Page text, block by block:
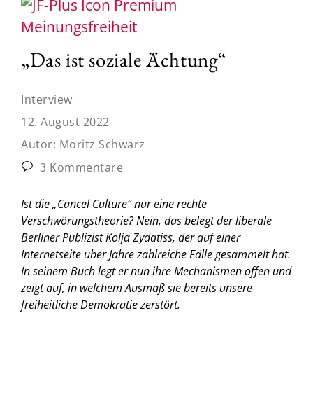
Meinungsfreiheit
„Das ist soziale Ächtung“
Interview
12. August 2022
Autor: Moritz Schwarz
3 Kommentare
Ist die „Cancel Culture“ nur eine rechte
Verschwörungstheorie? Nein, das belegt der liberale
Berliner Publizist Kolja Zydatiss, der auf einer
Internetseite über Jahre zahlreiche Fälle gesammelt hat.
In seinem Buch legt er nun ihre Mechanismen offen und
zeigt auf, in welchem Ausmaß sie bereits unsere
freiheitliche Demokratie zerstört.